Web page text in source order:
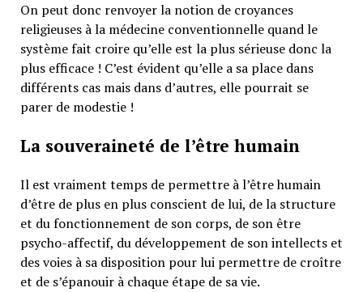
On peut donc renvoyer la notion de croyances
religieuses à la médecine conventionnelle quand le
système fait croire qu’elle est la plus sérieuse donc la
plus efficace ! C’est évident qu’elle a sa place dans
différents cas mais dans d’autres, elle pourrait se
parer de modestie !
La souveraineté de l’être humain
Il est vraiment temps de permettre à l’être humain
d’être de plus en plus conscient de lui, de la structure
et du fonctionnement de son corps, de son être
psycho-affectif, du développement de son intellects et
des voies à sa disposition pour lui permettre de croître
et de s’épanouir à chaque étape de sa vie.